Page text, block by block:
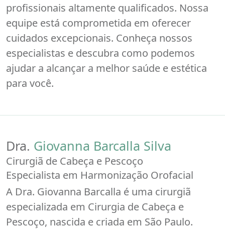
profissionais altamente qualificados. Nossa
equipe está comprometida em oferecer
cuidados excepcionais. Conheça nossos
especialistas e descubra como podemos
ajudar a alcançar a melhor saúde e estética
para você.
Dra. Giovanna Barcalla Silva
Cirurgiã de Cabeça e Pescoço
Especialista em Harmonização Orofacial
A Dra. Giovanna Barcalla é uma cirurgiã
especializada em Cirurgia de Cabeça e
Pescoço, nascida e criada em São Paulo.